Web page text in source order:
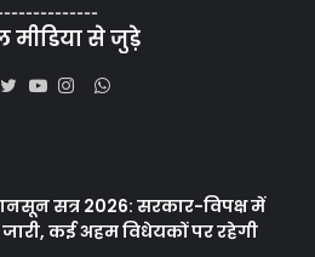
मीडिया से जुड़े
WhatsApp
सत्र 2026: सरकार-विपक्ष में
कई अहम विधेयकों पर रहेगी